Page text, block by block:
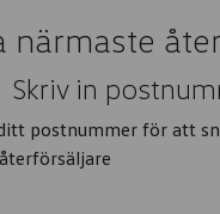
närmaste
Skriv in
postnummer för att